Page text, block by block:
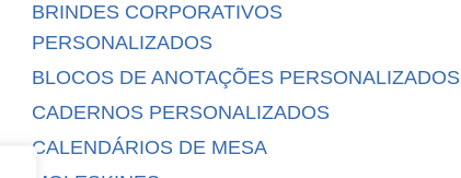
BRINDES CORPORATIVOS
PERSONALIZADOS
BLOCOS DE ANOTAÇÕES PERSONALIZADOS
CADERNOS PERSONALIZADOS
CALENDÁRIOS DE MESA